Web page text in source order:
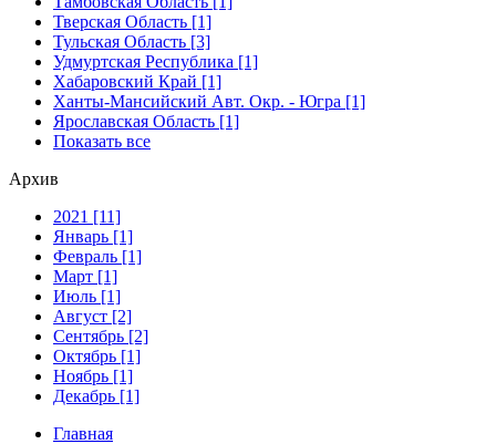
Тверская Область [1]
Тульская Область [3]
Удмуртская Республика [1]
Хабаровский Край [1]
Ханты-Мансийский Авт. Окр. - Югра [1]
Ярославская Область [1]
Показать все
Архив
2021 [11]
Январь [1]
Февраль [1]
Март [1]
Июль [1]
Август [2]
Сентябрь [2]
Октябрь [1]
Ноябрь [1]
Декабрь [1]
Главная